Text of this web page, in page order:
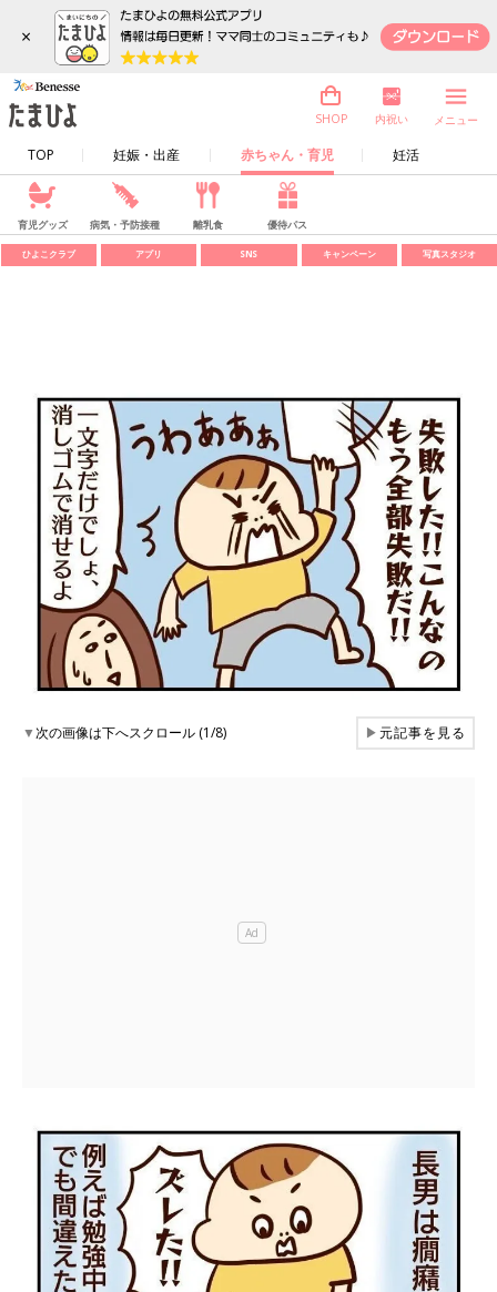
×
TOP 妊娠・出産 赤ちゃん・育児 妊活
SHOP 内祝い メニュー
育児グッズ 病気・予防接種 離乳食 優待パス
ひよこクラブ アプリ SNS キャンペーン 写真スタジオ
▼次の画像は下へスクロール (1/8) ▶元記事を見る